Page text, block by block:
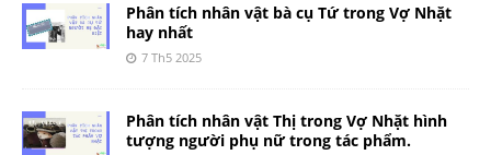
Phân tích nhân vật bà cụ Tứ trong Vợ Nhặt
hay nhất
7 Th5 2025
Phân tích nhân vật Thị trong Vợ Nhặt hình
tượng người phụ nữ trong tác phẩm.